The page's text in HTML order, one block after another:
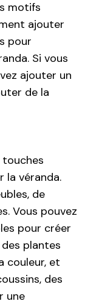
motifs
ajouter
pour
Si vous
ajouter un
de la
touches
la véranda.
de
Vous pouvez
pour créer
plantes
couleur, et
des
une